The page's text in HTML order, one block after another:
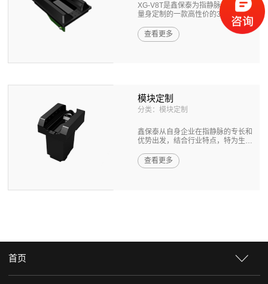
XG-V8T是鑫保泰为指静脉系列模块
量身定制的一款高性价的32位微处
查看更多
模块定制
分类：模块定制
鑫保泰从自身企业在指静脉的专长和
优势出发，结合行业特点，特为生物
查看更多
首页